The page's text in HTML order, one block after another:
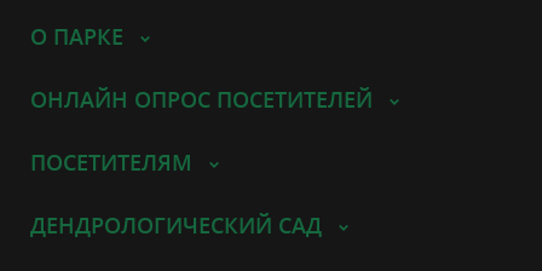
О ПАРКЕ
ОНЛАЙН ОПРОС ПОСЕТИТЕЛЕЙ
ПОСЕТИТЕЛЯМ
ДЕНДРОЛОГИЧЕСКИЙ САД